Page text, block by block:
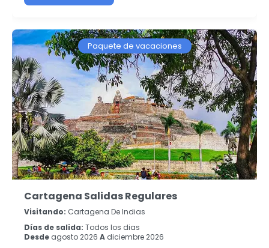
Paquete de vacaciones
Cartagena Salidas Regulares
Visitando: Cartagena De Indias
Días de salida: Todos los dias
Desde agosto 2026 A diciembre 2026